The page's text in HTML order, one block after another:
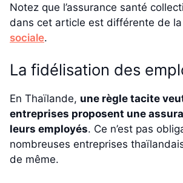
Notez que l’assurance santé
dans cet article est différente de la
sociale.
La fidélisation des
En Thaïlande, une règle tacite
entreprises proposent une
leurs employés. Ce n’est pas
nombreuses entreprises
de même.